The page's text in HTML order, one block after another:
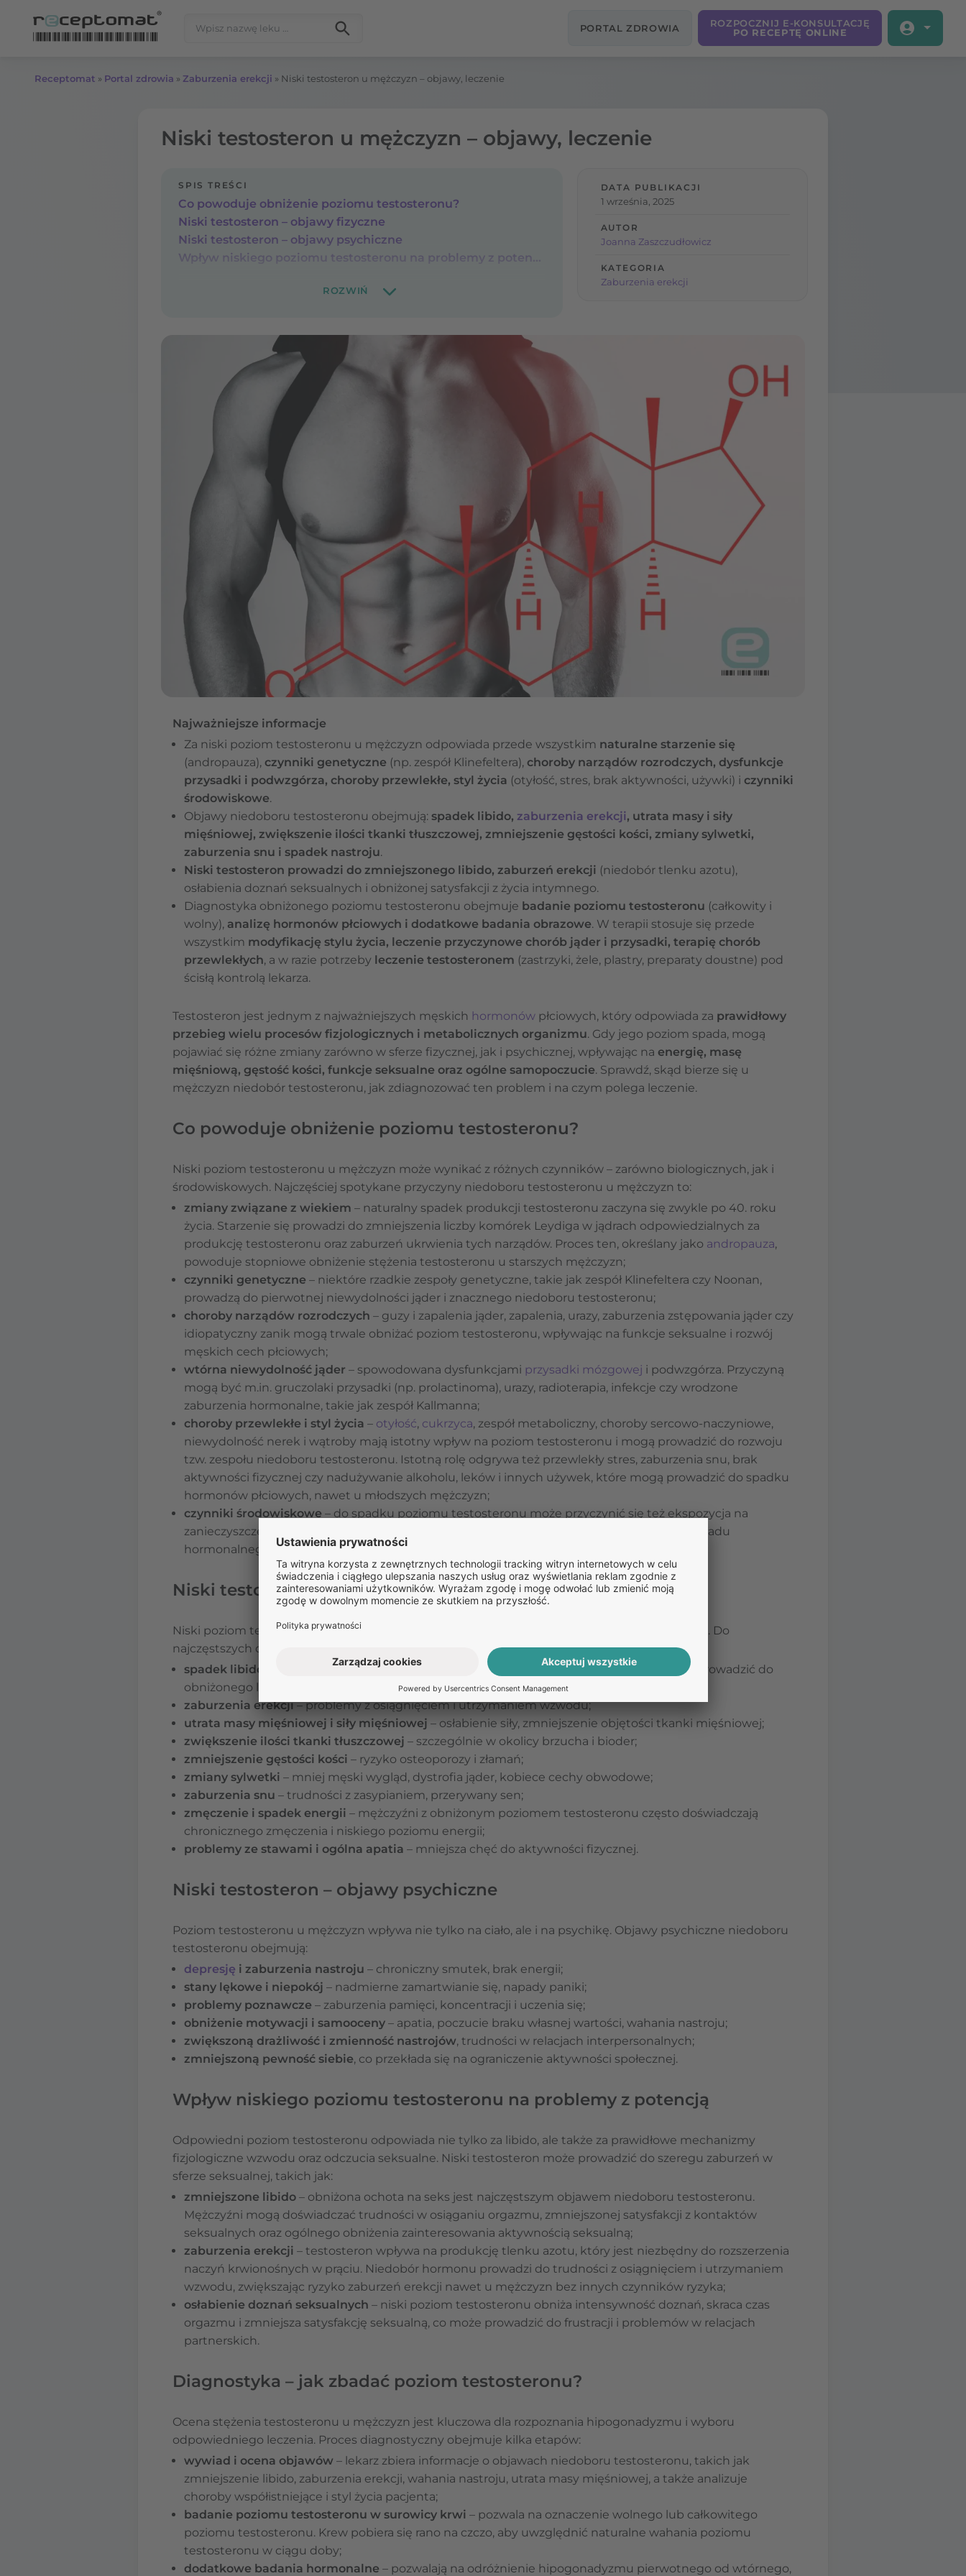
PORTAL ZDROWIA
ROZPOCZNIJ E-KONSULTACJĘ
PO RECEPTĘ ONLINE
Receptomat » Portal zdrowia » Zaburzenia erekcji » Niski testosteron u mężczyzn – objawy, leczenie
Niski testosteron u mężczyzn – objawy, leczenie
SPIS TREŚCI
Co powoduje obniżenie poziomu testosteronu?
Niski testosteron – objawy fizyczne
Niski testosteron – objawy psychiczne
DATA PUBLIKACJI
1 września, 2025
AUTOR
Joanna Zaszczudłowicz
KATEGORIA
Zaburzenia erekcji
Najważniejsze informacje
Za niski poziom testosteronu u mężczyzn odpowiada przede wszystkim naturalne starzenie się
(andropauza), czynniki genetyczne (np. zespół Klinefeltera), choroby narządów rozrodczych, dysfunkcje
przysadki i podwzgórza, choroby przewlekłe, styl życia (otyłość, stres, brak aktywności, używki) i czynniki
środowiskowe.
Objawy niedoboru testosteronu obejmują: spadek libido, zaburzenia erekcji, utrata masy i siły
mięśniowej, zwiększenie ilości tkanki tłuszczowej, zmniejszenie gęstości kości, zmiany sylwetki,
zaburzenia snu i spadek nastroju.
Niski testosteron prowadzi do zmniejszonego libido, zaburzeń erekcji (niedobór tlenku azotu),
osłabienia doznań seksualnych i obniżonej satysfakcji z życia intymnego.
Diagnostyka obniżonego poziomu testosteronu obejmuje badanie poziomu testosteronu (całkowity i
wolny), analizę hormonów płciowych i dodatkowe badania obrazowe. W terapii stosuje się przede
wszystkim modyfikację stylu życia, leczenie przyczynowe chorób jąder i przysadki, terapię chorób
przewlekłych, a w razie potrzeby leczenie testosteronem (zastrzyki, żele, plastry, preparaty doustne) pod
ścisłą kontrolą lekarza.
Testosteron jest jednym z najważniejszych męskich hormonów płciowych, który odpowiada za prawidłowy
przebieg wielu procesów fizjologicznych i metabolicznych organizmu. Gdy jego poziom spada, mogą
pojawiać się różne zmiany zarówno w sferze fizycznej, jak i psychicznej, wpływając na energię, masę
mięśniową, gęstość kości, funkcje seksualne oraz ogólne samopoczucie. Sprawdź, skąd bierze się u
mężczyzn niedobór testosteronu, jak zdiagnozować ten problem i na czym polega leczenie.
Co powoduje obniżenie poziomu testosteronu?
Niski poziom testosteronu u mężczyzn może wynikać z różnych czynników – zarówno biologicznych, jak i
środowiskowych. Najczęściej spotykane przyczyny niedoboru testosteronu u mężczyzn to:
zmiany związane z wiekiem – naturalny spadek produkcji testosteronu zaczyna się zwykle po 40. roku
życia. Starzenie się prowadzi do zmniejszenia liczby komórek Leydiga w jądrach odpowiedzialnych za
produkcję testosteronu oraz zaburzeń ukrwienia tych narządów. Proces ten, określany jako andropauza,
powoduje stopniowe obniżenie stężenia testosteronu u starszych mężczyzn;
czynniki genetyczne – niektóre rzadkie zespoły genetyczne, takie jak zespół Klinefeltera czy Noonan,
prowadzą do pierwotnej niewydolności jąder i znacznego niedoboru testosteronu;
choroby narządów rozrodczych – guzy i zapalenia jąder, zapalenia, urazy, zaburzenia zstępowania jąder czy
idiopatyczny zanik mogą trwale obniżać poziom testosteronu, wpływając na funkcje seksualne i rozwój
męskich cech płciowych;
wtórna niewydolność jąder – spowodowana dysfunkcjami przysadki mózgowej i podwzgórza. Przyczyną
mogą być m.in. gruczolaki przysadki (np. prolactinoma), urazy, radioterapia, infekcje czy wrodzone
zaburzenia hormonalne, takie jak zespół Kallmanna;
choroby przewlekłe i styl życia – otyłość, cukrzyca, zespół metaboliczny, choroby sercowo-naczyniowe,
niewydolność nerek i wątroby mają istotny wpływ na poziom testosteronu i mogą prowadzić do rozwoju
tzw. zespołu niedoboru testosteronu. Istotną rolę odgrywa też przewlekły stres, zaburzenia snu, brak
aktywności fizycznej czy nadużywanie alkoholu, leków i innych używek, które mogą prowadzić do spadku
hormonów płciowych, nawet u młodszych mężczyzn;
czynniki środowiskowe – do spadku poziomu testosteronu może przyczynić się też ekspozycja na
zanieczyszczenia i toksyny środowiskowe, która negatywnie wpływa na funkcjonowanie układu
hormonalnego.
Niski testosteron – objawy fizyczne
Niski poziom testosteronu może dawać różne objawy fizyczne, które wpływają na jakość życia. Do
najczęstszych objawów niedoboru testosteronu należą:
spadek libido
– testosteron odpowiada za popęd seksualny, dlatego jego niedobór może prowadzić do
obniżonego libido i gorszej sprawności seksualnej;
zaburzenia erekcji– problemy z osiągnięciem i utrzymaniem wzwodu;
utrata masy mięśniowej i siły mięśniowej – osłabienie siły, zmniejszenie objętości tkanki mięśniowej;
zwiększenie ilości tkanki tłuszczowej – szczególnie w okolicy brzucha i bioder;
zmniejszenie gęstości kości – ryzyko osteoporozy i złamań;
zmiany sylwetki – mniej męski wygląd, dystrofia jąder, kobiece cechy obwodowe;
zaburzenia snu – trudności z zasypianiem, przerywany sen;
zmęczenie i spadek energii – mężczyźni z obniżonym poziomem testosteronu często doświadczają
chronicznego zmęczenia i niskiego poziomu energii;
problemy ze stawami i ogólna apatia – mniejsza chęć do aktywności fizycznej.
Niski testosteron – objawy psychiczne
Poziom testosteronu u mężczyzn wpływa nie tylko na ciało, ale i na psychikę. Objawy psychiczne niedoboru
testosteronu obejmują:
depresję i zaburzenia nastroju – chroniczny smutek, brak energii;
stany lękowe i niepokój – nadmierne zamartwianie się, napady paniki;
problemy poznawcze – zaburzenia pamięci, koncentracji i uczenia się;
obniżenie motywacji i samooceny – apatia, poczucie braku własnej wartości, wahania nastroju;
zwiększoną drażliwość i zmienność nastrojów, trudności w relacjach interpersonalnych;
zmniejszoną pewność siebie, co przekłada się na ograniczenie aktywności społecznej.
Wpływ niskiego poziomu testosteronu na problemy z potencją
Odpowiedni poziom testosteronu odpowiada nie tylko za libido, ale także za prawidłowe mechanizmy
fizjologiczne wzwodu oraz odczucia seksualne. Niski testosteron może prowadzić do szeregu zaburzeń w
sferze seksualnej, takich jak:
zmniejszone libido – obniżona ochota na seks jest najczęstszym objawem niedoboru testosteronu.
Mężczyźni mogą doświadczać trudności w osiąganiu orgazmu, zmniejszonej satysfakcji z kontaktów
seksualnych oraz ogólnego obniżenia zainteresowania aktywnością seksualną;
zaburzenia erekcji – testosteron wpływa na produkcję tlenku azotu, który jest niezbędny do rozszerzenia
naczyń krwionośnych w prąciu. Niedobór hormonu prowadzi do trudności z osiągnięciem i utrzymaniem
wzwodu, zwiększając ryzyko zaburzeń erekcji nawet u mężczyzn bez innych czynników ryzyka;
osłabienie doznań seksualnych – niski poziom testosteronu obniża intensywność doznań, skraca czas
orgazmu i zmniejsza satysfakcję seksualną, co może prowadzić do frustracji i problemów w relacjach
partnerskich.
Diagnostyka – jak zbadać poziom testosteronu?
Ocena stężenia testosteronu u mężczyzn jest kluczowa dla rozpoznania hipogonadyzmu i wyboru
odpowiedniego leczenia. Proces diagnostyczny obejmuje kilka etapów:
wywiad i ocena objawów – lekarz zbiera informacje o objawach niedoboru testosteronu, takich jak
zmniejszenie libido, zaburzenia erekcji, wahania nastroju, utrata masy mięśniowej, a także analizuje
choroby współistniejące i styl życia pacjenta;
badanie poziomu testosteronu w surowicy krwi – pozwala na oznaczenie wolnego lub całkowitego
poziomu testosteronu. Krew pobiera się rano na czczo, aby uwzględnić naturalne wahania poziomu
testosteronu w ciągu doby;
dodatkowe badania hormonalne – pozwalają na odróżnienie hipogonadyzmu pierwotnego od wtórnego,